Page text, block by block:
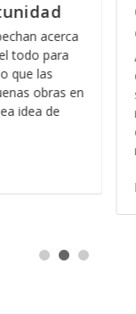
no nos
está eso
acaso no
escucha a
para
para que